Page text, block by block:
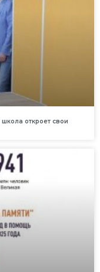
откроет свои